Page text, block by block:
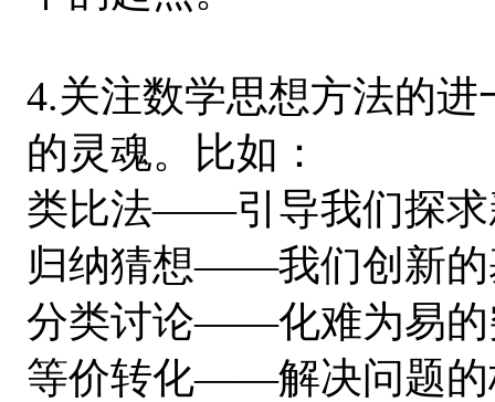
4.关注数学思想方法的
的灵魂。比如：
类比法——引导我们探求
归纳猜想——我们创新的
分类讨论——化难为易的
等价转化——解决问题的